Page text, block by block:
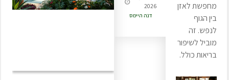
מחפשת לאזן
בין הגוף
לנפש. זה
מוביל לשיפור
בריאות כולל.
דנה היימס
2026